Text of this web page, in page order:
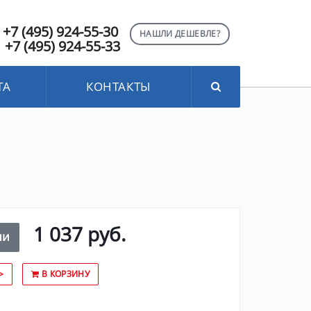
НАШЛИ ДЕШЕВЛЕ?
+7 (495) 924-55-30
+7 (495) 924-55-33
КОНТАКТЫ
1 037 руб.
В КОРЗИНУ